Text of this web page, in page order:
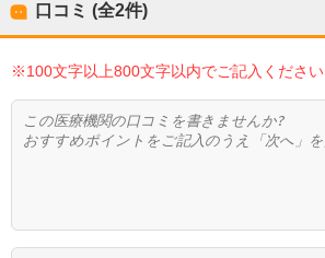
口コミ (全2件)
※100文字以上800文字以内でご記入ください